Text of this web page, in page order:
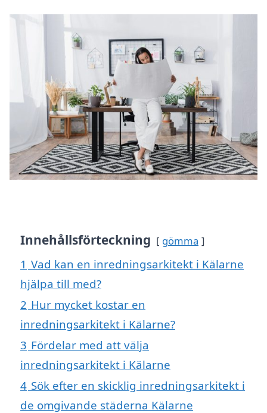
Innehållsförteckning gömma
1 Vad kan en inredningsarkitekt i Kälarne
hjälpa till med?
2 Hur mycket kostar en
inredningsarkitekt i Kälarne?
3 Fördelar med att välja
inredningsarkitekt i Kälarne
4 Sök efter en skicklig inredningsarkitekt i
de omgivande städerna Kälarne